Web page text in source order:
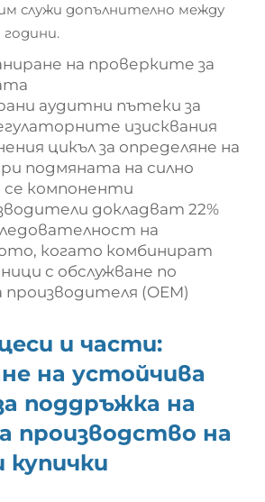
служи допълнително между
на проверките за
аудитни пътеки за
изисквания
цикъл за определяне на
подмяната на силно
компоненти
докладват 22%
на
когато комбинират
с обслужване по
производителя (OEM)
и части:
на устойчива
поддръжка на
производство на